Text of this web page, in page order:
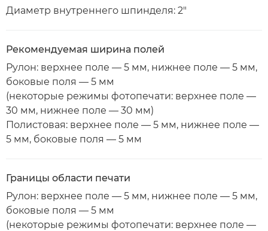
Диаметр внутреннего шпинделя: 2"
Рекомендуемая ширина полей
Рулон: верхнее поле — 5 мм, нижнее поле — 5 мм,
боковые поля — 5 мм
(некоторые режимы фотопечати: верхнее поле —
30 мм, нижнее поле — 30 мм)
Полистовая: верхнее поле — 5 мм, нижнее поле —
5 мм, боковые поля — 5 мм
Границы области печати
Рулон: верхнее поле — 5 мм, нижнее поле — 5 мм,
боковые поля — 5 мм
(некоторые режимы фотопечати: верхнее поле —